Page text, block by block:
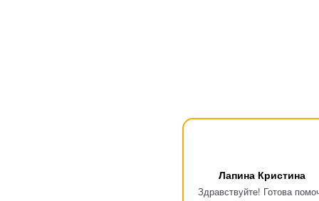
Лапина Кристина
Здравствуйте! Готова